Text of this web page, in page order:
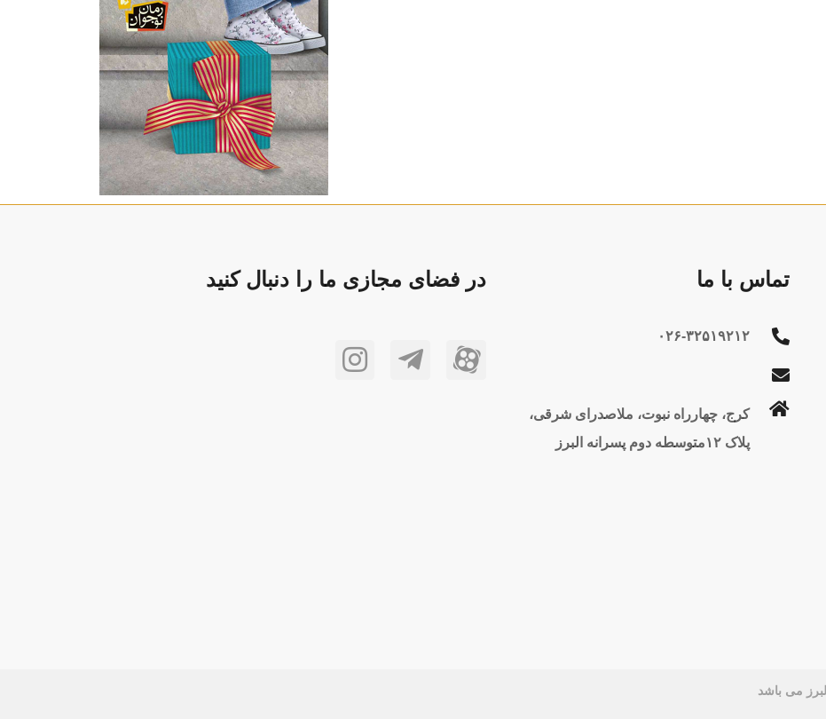
تماس با ما
۰۲۶-۳۲۵۱۹۲۱۲
کرج، چهارراه نبوت، ملاصدرای شرقی،
پلاک ۱۲متوسطه دوم پسرانه البرز
در فضای مجازی ما را دنبال کنید
می باشد